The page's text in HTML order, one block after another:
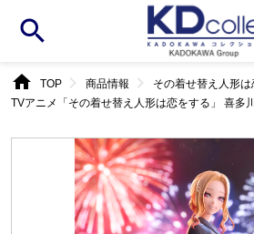
search
home TOPchevron_right 商品情報chevron_right その着せ替え人形は
TVアニメ「その着せ替え人形は恋をする」 喜多